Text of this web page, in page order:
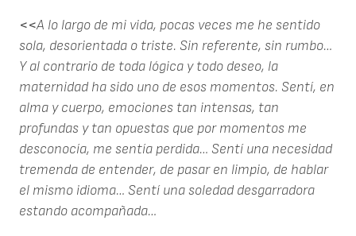
<<A lo largo de mi vida, pocas veces me he sentido
sola, desorientada o triste. Sin referente, sin rumbo…
Y al contrario de toda lógica y todo deseo, la
maternidad ha sido uno de esos momentos. Sentí, en
alma y cuerpo, emociones tan intensas, tan
profundas y tan opuestas que por momentos me
desconocía, me sentía perdida… Sentí una necesidad
tremenda de entender, de pasar en limpio, de hablar
el mismo idioma… Sentí una soledad desgarradora
estando acompañada…